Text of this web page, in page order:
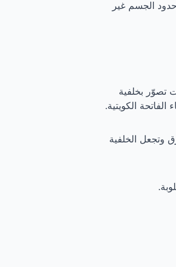
الجسم غير
تصوّر بخلفية
الكويتية.
وتجعل الخلفية